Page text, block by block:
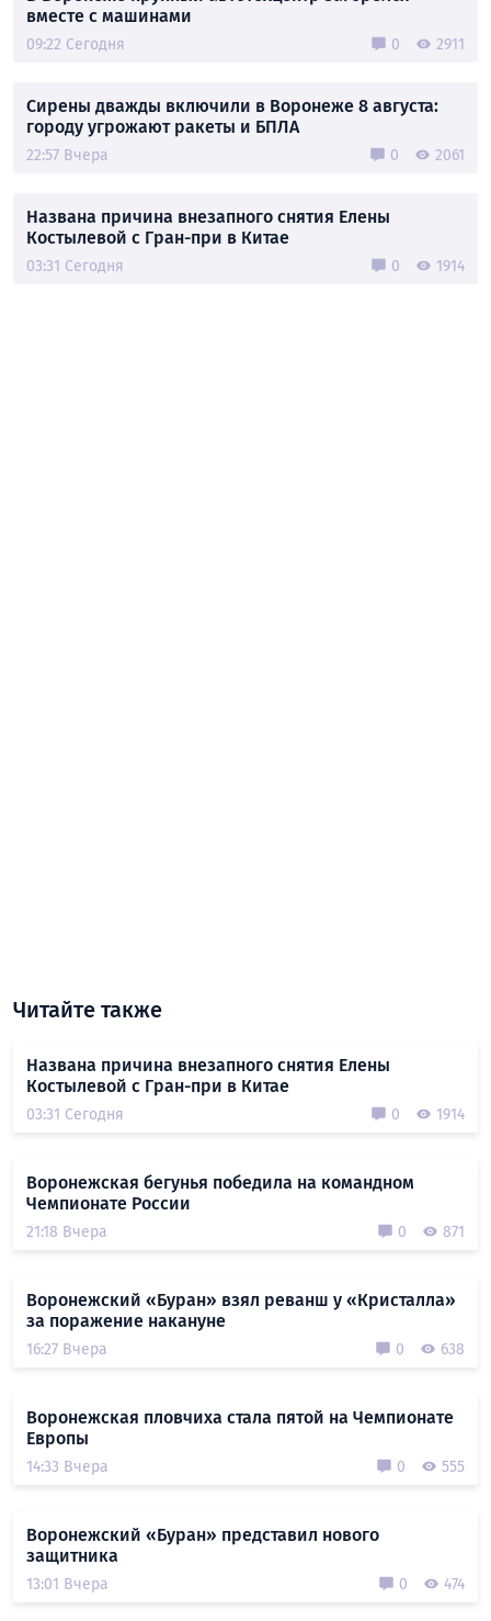
вместе с машинами
09:22 Сегодня 0 2911
Сирены дважды включили в Воронеже 8 августа:
городу угрожают ракеты и БПЛА
22:57 Вчера 0 2061
Названа причина внезапного снятия Елены
Костылевой с Гран-при в Китае
03:31 Сегодня 0 1914
Читайте также
Названа причина внезапного снятия Елены
Костылевой с Гран-при в Китае
03:31 Сегодня 0 1914
Воронежская бегунья победила на командном
Чемпионате России
21:18 Вчера 0 871
Воронежский «Буран» взял реванш у «Кристалла»
за поражение накануне
16:27 Вчера 0 638
Воронежская пловчиха стала пятой на Чемпионате
Европы
14:33 Вчера 0 555
Воронежский «Буран» представил нового
защитника
13:01 Вчера 0 474